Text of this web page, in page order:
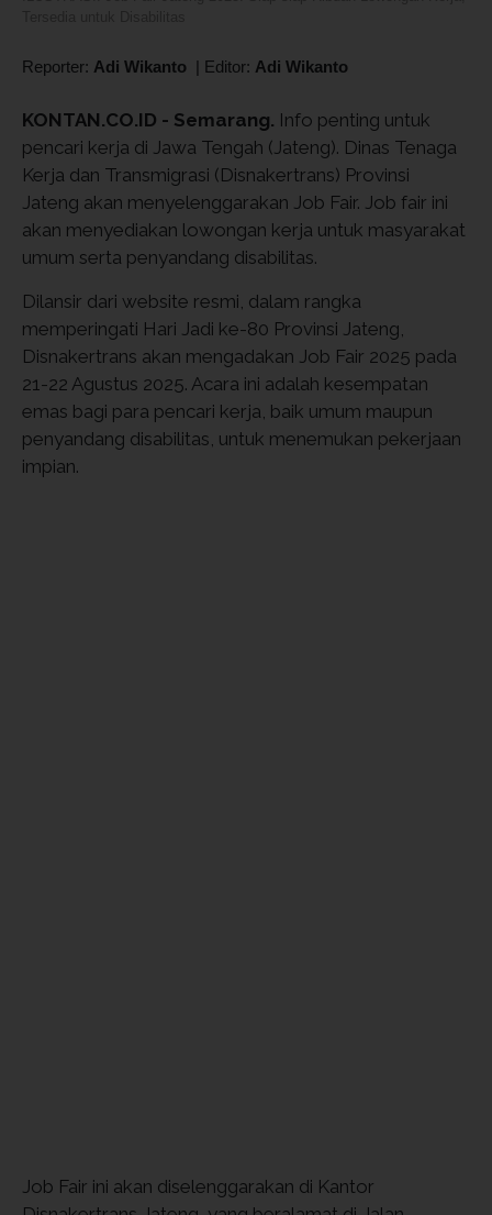
Reporter: Adi Wikanto | Editor: Adi Wikanto
KONTAN.CO.ID - Semarang. Info penting untuk
pencari kerja di Jawa Tengah (Jateng). Dinas Tenaga
Kerja dan Transmigrasi (Disnakertrans) Provinsi
Jateng akan menyelenggarakan Job Fair. Job fair ini
akan menyediakan lowongan kerja untuk masyarakat
umum serta penyandang disabilitas.
Dilansir dari website resmi, dalam rangka
memperingati Hari Jadi ke-80 Provinsi Jateng,
Disnakertrans akan mengadakan Job Fair 2025 pada
21-22 Agustus 2025. Acara ini adalah kesempatan
emas bagi para pencari kerja, baik umum maupun
penyandang disabilitas, untuk menemukan pekerjaan
impian.
Job Fair ini akan diselenggarakan di Kantor